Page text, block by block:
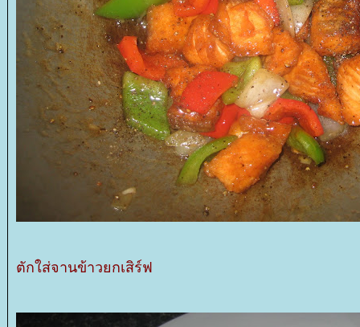
ตักใส่จานข้าวยกเสิร์ฟ